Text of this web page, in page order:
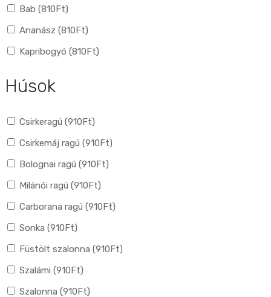
Bab (810Ft)
Ananász (810Ft)
Kapribogyó (810Ft)
Húsok
Csirkeragú (910Ft)
Csirkemáj ragú (910Ft)
Bolognai ragú (910Ft)
Milánói ragú (910Ft)
Carborana ragú (910Ft)
Sonka (910Ft)
Füstölt szalonna (910Ft)
Szalámi (910Ft)
Szalonna (910Ft)